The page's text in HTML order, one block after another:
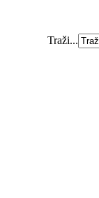
Traži...